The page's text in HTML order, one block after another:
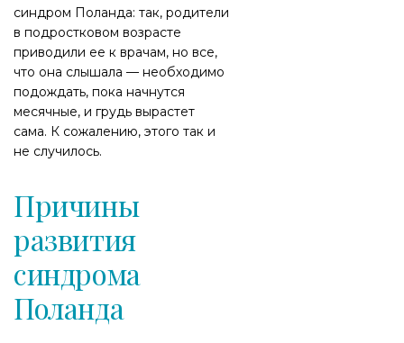
синдром Поланда: так, родители
в подростковом возрасте
приводили ее к врачам, но все,
что она слышала — необходимо
подождать, пока начнутся
месячные, и грудь вырастет
сама. К сожалению, этого так и
не случилось.
Причины
развития
синдрома
Поланда